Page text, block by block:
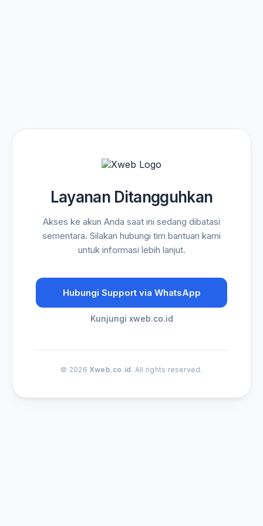
Layanan Ditangguhkan
Akses ke akun Anda saat ini sedang dibatasi
sementara. Silakan hubungi tim bantuan kami
untuk informasi lebih lanjut.
Hubungi Support via WhatsApp
Kunjungi xweb.co.id
© 2026 Xweb.co.id. All rights reserved.